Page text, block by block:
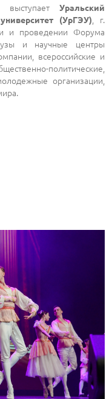
Уральский
(УрГЭУ) , г.
и проведении Форума
и научные центры
всероссийские и
политические,
организации,